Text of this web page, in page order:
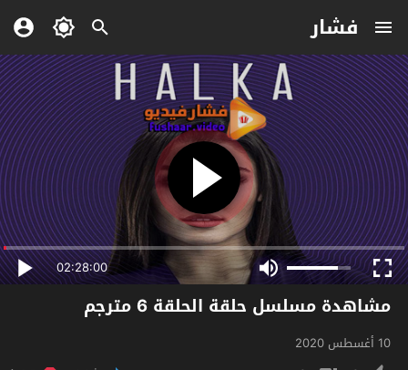
فشار
02:28:00
مشاهدة مسلسل حلقة الحلقة 6 مترجم
10 أغسطس 2020